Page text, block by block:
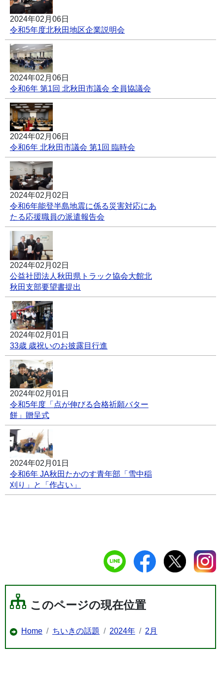
2024年02月06日
令和5年度北秋田地区企業説明会
2024年02月06日
令和6年 第1回 北秋田市議会 全員協議会
2024年02月06日
令和6年 北秋田市議会 第1回 臨時会
2024年02月02日
令和6年能登半島地震に係る災害対応にあ
たる応援職員の派遣報告会
2024年02月02日
公益社団法人秋田県トラック協会大館北
秋田支部要望書提出
2024年02月01日
33歳 歳祝いのお披露目行進
2024年02月01日
令和5年度「点が伸びる合格祈願バター
餅」贈呈式
2024年02月01日
令和6年 JA秋田たかのす青年部「雪中稲
刈り」と「作占い」
このページの現在位置
Home ちいきの話題 2024年 2月